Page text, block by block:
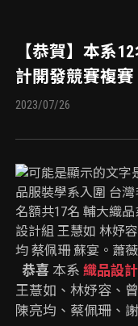
【恭賀】本系
計開發競賽複賽
2023/07/26
恭喜 本系 織品設
王薏如、林妤容、
陳亮均、蔡佩珊、